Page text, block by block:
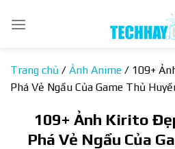
qua
Trang chủ / Ảnh Anime / 109+
Phá Vẻ Ngầu Của Game Thủ
109+ Ảnh Kirito
Phá Vẻ Ngầu Của